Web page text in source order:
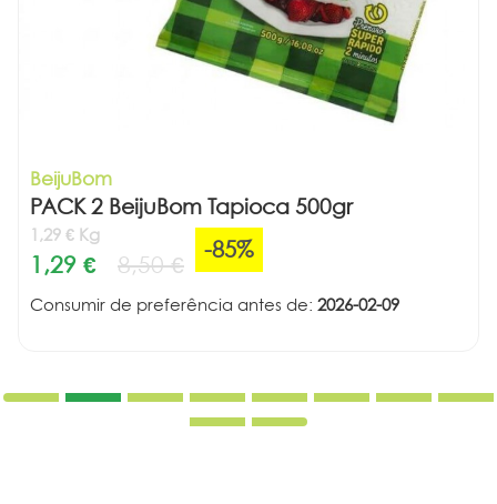
BeijuBom
PACK 2 BeijuBom Tapioca 500gr
1,29 € Kg
1,29 € 8,50 €
-85%
Consumir de preferência antes de: 2026-02-09